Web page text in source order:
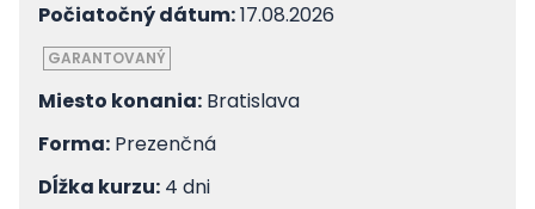
Počiatočný dátum:17.08.2026
GARANTOVANÝ
Miesto konania: Bratislava
Forma: Prezenčná
Dĺžka kurzu: 4 dni